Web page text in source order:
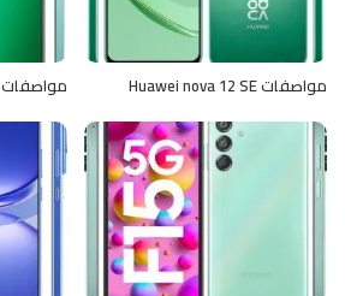
مواصفات Huawei nova 12 SE مواصفات Realme 12+